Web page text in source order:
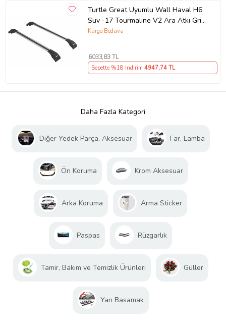
Turtle Great Uyumlu Wall Haval H6
Suv -17 Tourmaline V2 Ara Atkı Gri
Set 2'li (Karışık)
Kargo Bedava
6033,83 TL
Sepette %18 İndirim 4947,74 TL
Daha Fazla Kategori
Diğer Yedek Parça, Aksesuar Far, Lamba
Ön Koruma Krom Aksesuar
Arka Koruma Arma Sticker
Paspas Rüzgarlık
Tamir, Bakım ve Temizlik Ürünleri Güller
Yan Basamak